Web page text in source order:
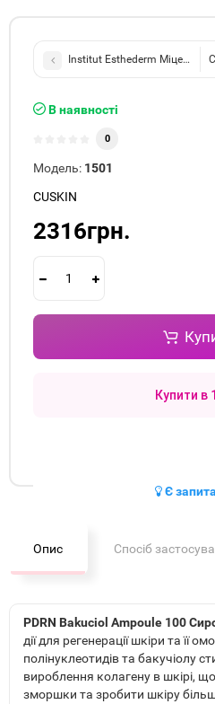
Institut
В наявності
0
Модель: 1501
CUSKIN
2316грн.
Купити в
Є
Опис Спосіб
PDRN Bakuciol Ampoule 100
дії для регенерації шкіри та її
полінуклеотидів та бакучіолу
вироблення колагену в шкірі,
зморшки та зробити шкіру